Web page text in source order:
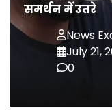
समर्थन में उतरे
News
July 21,
0